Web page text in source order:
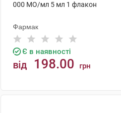
000 МО/мл 5 мл 1 флакон
Фармак
Є в наявності
від 198.00 грн